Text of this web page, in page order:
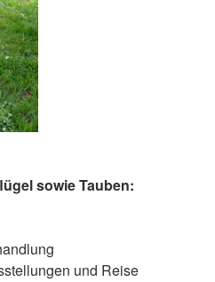
sowie Tauben:
und Reise